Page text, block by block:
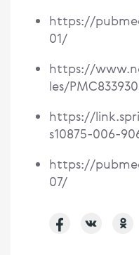
https://
01/
https://
les/
https://
s10875-006-
https://
07/